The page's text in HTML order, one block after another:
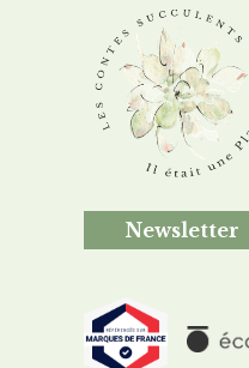
Newsletter